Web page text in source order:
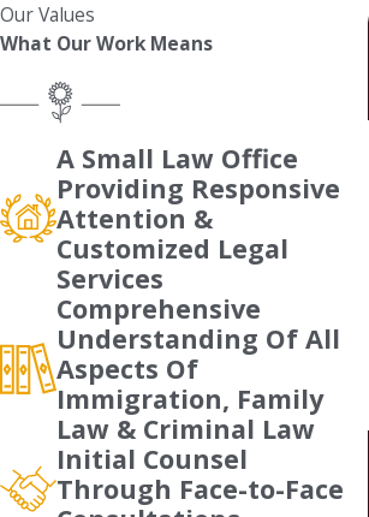
Our Values
What Our Work Means
A Small Law Office
Providing Responsive
Attention &
Customized Legal
Services
Comprehensive
Understanding Of All
Aspects Of
Immigration, Family
Law & Criminal Law
Initial Counsel
Through Face-to-Face